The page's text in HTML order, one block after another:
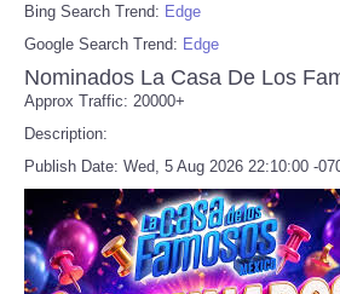
Bing Search Trend: Edge
Google Search Trend: Edge
Nominados La Casa De Los
Approx Traffic: 20000+
Description:
Publish Date: Wed, 5 Aug 2026 22:10:00 -